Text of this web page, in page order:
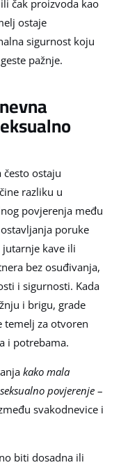
čak proizvoda kao
ostaje
sigurnost koju
pažnje.
često ostaju
razliku u
povjerenja među
poruke
kave ili
bez osuđivanja,
i sigurnosti. Kada
i brigu, grade
temelj za otvoren
i potrebama.
kako mala
povjerenje–
svakodnevice i
biti dosadna ili